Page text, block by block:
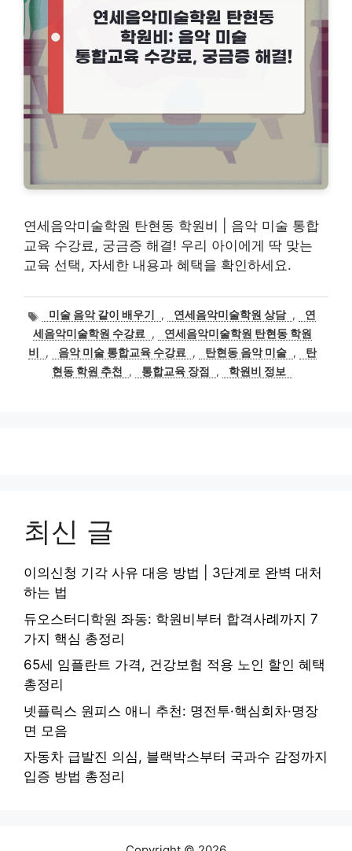
연세음악미술학원 탄현동 학원비 | 음악 미술 통합
교육 수강료, 궁금증 해결! 우리 아이에게 딱 맞는
교육 선택, 자세한 내용과 혜택을 확인하세요.
태
그
미술 음악 같이 배우기 , 연세음악미술학원 상담 ,
연
세음악미술학원 수강료
,
연세음악미술학원 탄현동 학원
비
, 음악 미술 통합교육 수강료 , 탄현동 음악 미술 ,
탄
현동 학원 추천
, 통합교육 장점 , 학원비 정보
최신 글
이의신청 기각 사유 대응 방법 | 3단계로 완벽 대처
하는 법
듀오스터디학원 좌동: 학원비부터 합격사례까지 7
가지 핵심 총정리
65세 임플란트 가격, 건강보험 적용 노인 할인 혜택
총정리
넷플릭스 원피스 애니 추천: 명전투·핵심회차·명장
면 모음
자동차 급발진 의심, 블랙박스부터 국과수 감정까지
입증 방법 총정리